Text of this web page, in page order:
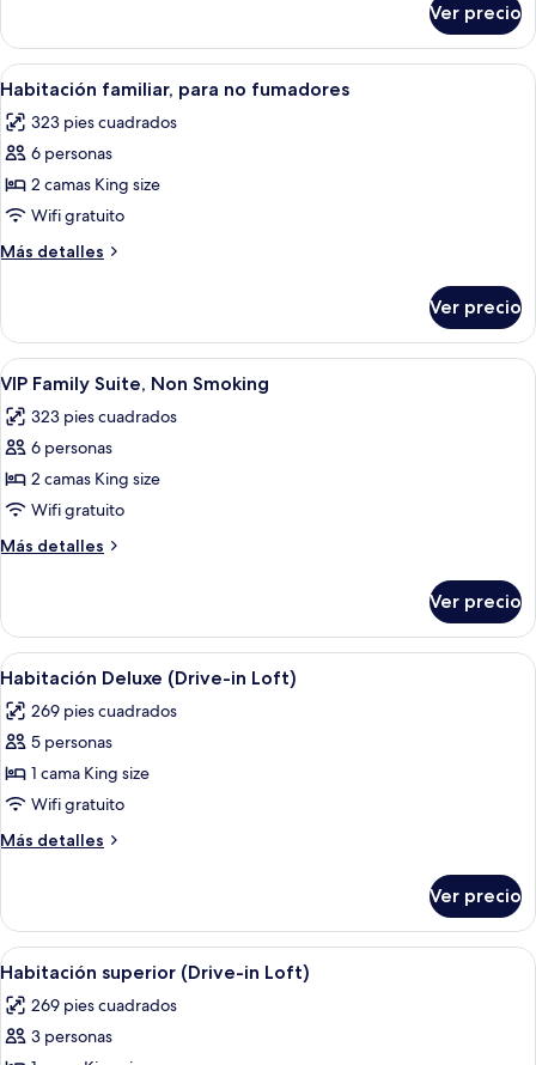
Smoking
Class
B,
Non
Ver precio
Abrir
todas
las
fotos
de
Habitación
familiar,
para
fumadores
Habitación de hotel con dos camas,
26
Habitación familiar, para no fumadores
323 pies cuadrados
6 personas
2 camas King size
Wifi gratuito
Más detalles
Más
familiar,
para
no
fumadores
Ver precio
Abrir
todas
las
fotos
de
VIP
Family
Suite,
Smoking
12
VIP Family Suite, Non Smoking
323 pies cuadrados
6 personas
2 camas King size
Wifi gratuito
Más detalles
Más
Family
Suite,
Non
Ver precio
Abrir
todas
las
fotos
de
Habitación
Deluxe
(Drive-
Loft)
Habitación de hotel con cama, sofá,
12
Habitación Deluxe (Drive-in Loft)
269 pies cuadrados
5 personas
1 cama King size
Wifi gratuito
Más detalles
Más
Deluxe
(Drive-
in
Ver precio
Abrir
todas
las
fotos
Ropa de cama de alta calidad y
20
Habitación superior (Drive-in Loft)
269 pies cuadrados
3 personas